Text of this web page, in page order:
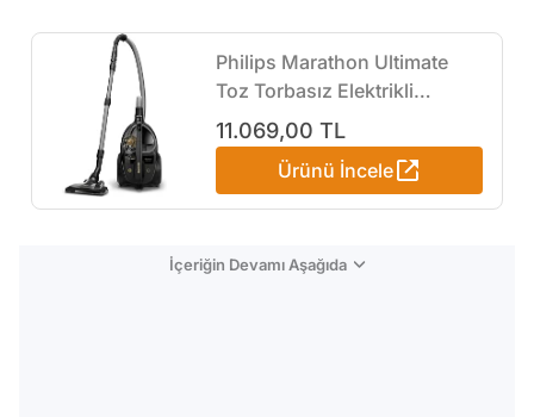
Philips Marathon Ultimate
Toz Torbasız Elektrikli
Süpürge, PowerCyclone 10,
TriActive Ultra Başlık,
NanoClean, Allergy H13
Filtre, XB9125/07
11.069,00 TL
Ürünü İncele
İçeriğin Devamı Aşağıda